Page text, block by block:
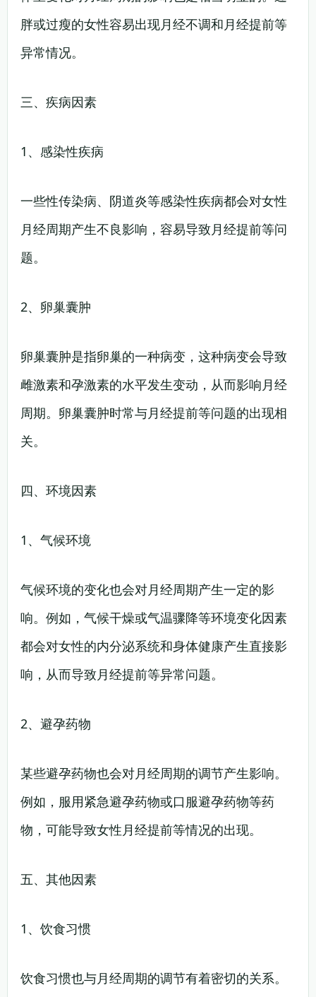
胖或过瘦的女性容易出现月经不调和月经提前等
异常情况。
三、疾病因素
1、感染性疾病
一些性传染病、阴道炎等感染性疾病都会对女性
月经周期产生不良影响，容易导致月经提前等问
题。
2、卵巢囊肿
卵巢囊肿是指卵巢的一种病变，这种病变会导致
雌激素和孕激素的水平发生变动，从而影响月经
周期。卵巢囊肿时常与月经提前等问题的出现相
关。
四、环境因素
1、气候环境
气候环境的变化也会对月经周期产生一定的影
响。例如，气候干燥或气温骤降等环境变化因素
都会对女性的内分泌系统和身体健康产生直接影
响，从而导致月经提前等异常问题。
2、避孕药物
某些避孕药物也会对月经周期的调节产生影响。
例如，服用紧急避孕药物或口服避孕药物等药
物，可能导致女性月经提前等情况的出现。
五、其他因素
1、饮食习惯
饮食习惯也与月经周期的调节有着密切的关系。